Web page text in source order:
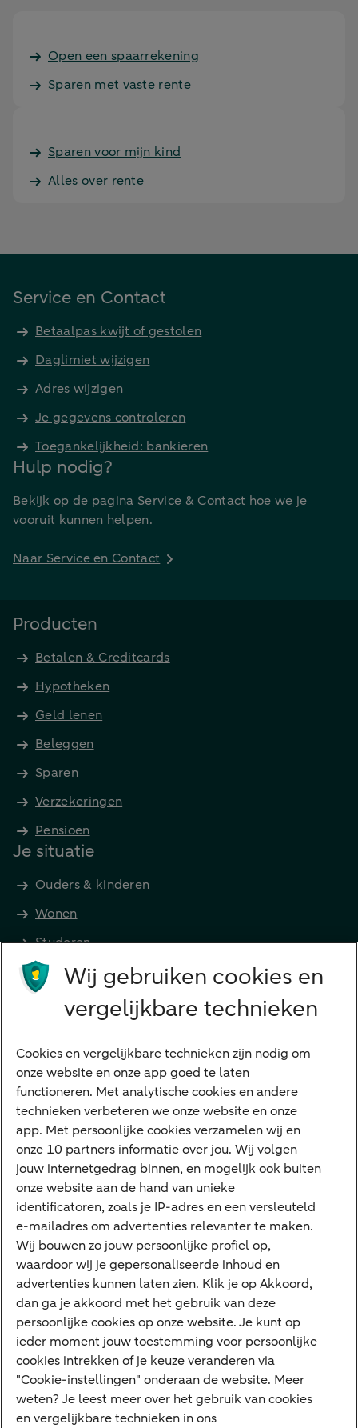
Open een spaarrekening
Sparen met vaste rente
Sparen voor mijn kind
Alles over rente
Service en Contact
Betaalpas kwijt of gestolen
Daglimiet wijzigen
Adres wijzigen
Je gegevens controleren
Toegankelijkheid: bankieren
Hulp nodig?
Bekijk op de pagina Service & Contact hoe we je
vooruit kunnen helpen.
Naar Service en Contact
Producten
Betalen & Creditcards
Hypotheken
Geld lenen
Beleggen
Sparen
Verzekeringen
Pensioen
Je situatie
Ouders & kinderen
Wonen
Studeren
Preferred Banking
Digitale diensten
Internet Bankieren
ABN AMRO app
Tikkie
Apple Pay
Google Pay
Veilig bankieren
Meest gezocht
Hypotheek berekenen
E.dentifier
Jaaroverzicht
Rood staan
Wij gebruiken cookies en
vergelijkbare technieken
Cookies en vergelijkbare technieken zijn nodig om
onze website en onze app goed te laten
functioneren. Met analytische cookies en andere
technieken verbeteren we onze website en onze
app. Met persoonlijke cookies verzamelen wij en
onze 10 partners informatie over jou. Wij volgen
jouw internetgedrag binnen, en mogelijk ook buiten
onze website aan de hand van unieke
identificatoren, zoals je IP-adres en een versleuteld
e-mailadres om advertenties relevanter te maken.
Wij bouwen zo jouw persoonlijke profiel op,
waardoor wij je gepersonaliseerde inhoud en
advertenties kunnen laten zien. Klik je op Akkoord,
dan ga je akkoord met het gebruik van deze
persoonlijke cookies op onze website. Je kunt op
ieder moment jouw toestemming voor persoonlijke
cookies intrekken of je keuze veranderen via
"Cookie-instellingen" onderaan de website. Meer
weten? Je leest meer over het gebruik van cookies
en vergelijkbare technieken in ons